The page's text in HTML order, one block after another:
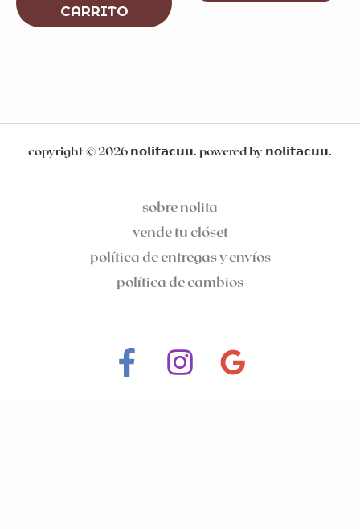
CARRITO
copyright © 2026 𝗻𝗼𝗹𝗶𝘁𝗮𝗰𝘂𝘂. powered by 𝗻𝗼𝗹𝗶𝘁𝗮𝗰𝘂𝘂.
sobre nolita
vende tu clóset
política de entregas y envíos
política de cambios